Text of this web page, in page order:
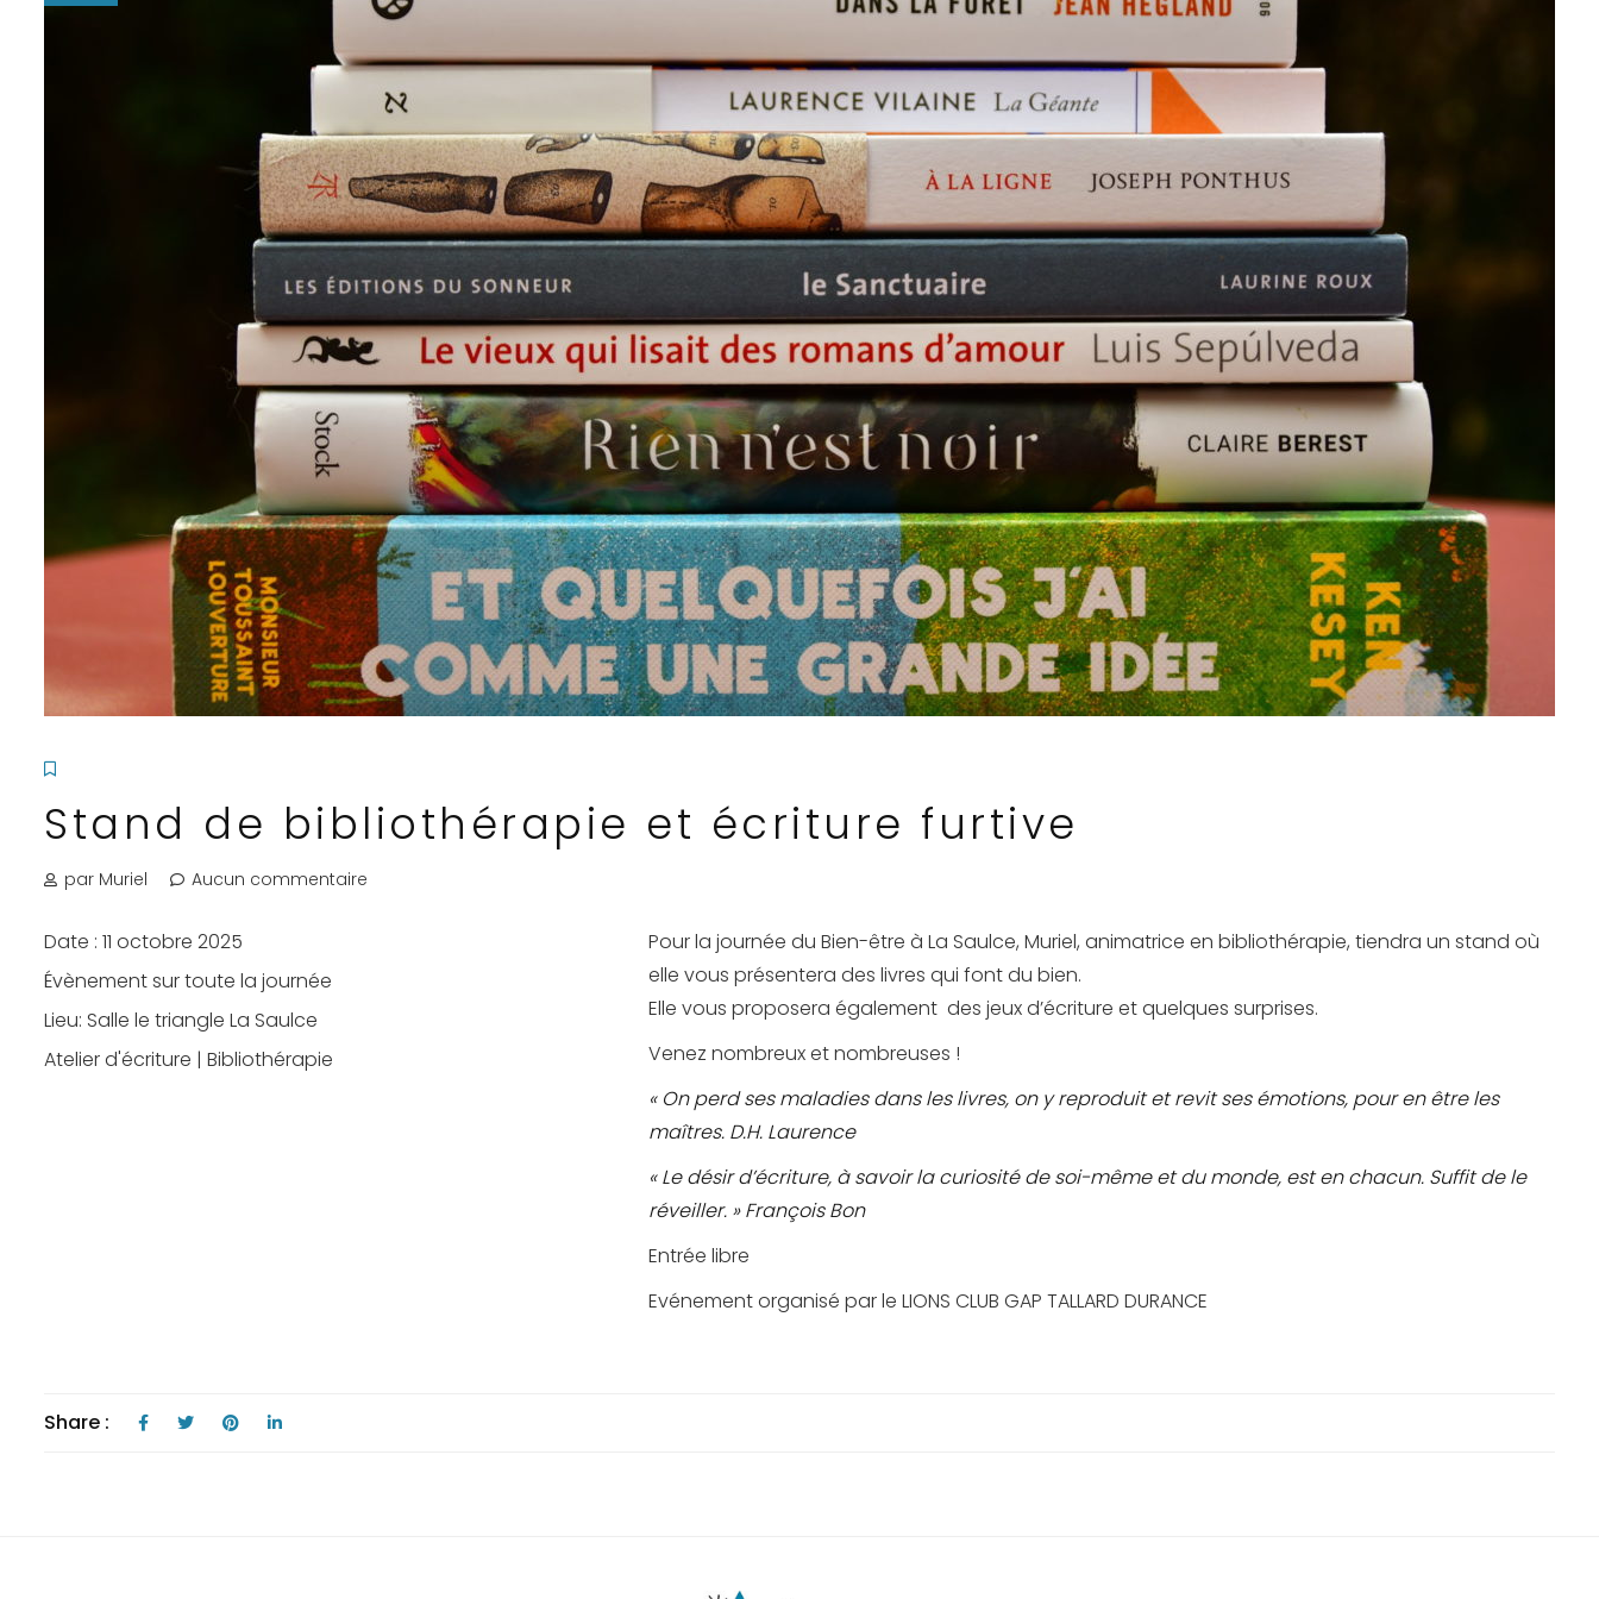
Stand de bibliothérapie et écriture furtive
par Muriel Aucun commentaire
Date : 11 octobre 2025
Évènement sur toute la journée
Lieu: Salle le triangle La Saulce
Atelier d'écriture | Bibliothérapie
Pour la journée du Bien-être à La Saulce, Muriel, animatrice en bibliothérapie, tiendra un stand où
elle vous présentera des livres qui font du bien.
Elle vous proposera également des jeux d’écriture et quelques surprises.
Venez nombreux et nombreuses !
« On perd ses maladies dans les livres, on y reproduit et revit ses émotions, pour en être les
maîtres. D.H. Laurence
« Le désir d’écriture, à savoir la curiosité de soi-même et du monde, est en chacun. Suffit de le
réveiller. » François Bon
Entrée libre
Evénement organisé par le LIONS CLUB GAP TALLARD DURANCE
Share :